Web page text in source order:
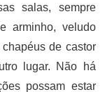
salas, sempre
arminho, veludo
de castor
lugar. Não há
possam estar